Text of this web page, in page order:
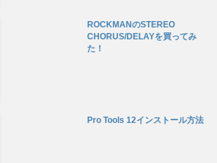
ROCKMANのSTEREO
CHORUS/DELAYを買ってみ
た！
Pro Tools 12インストール方法